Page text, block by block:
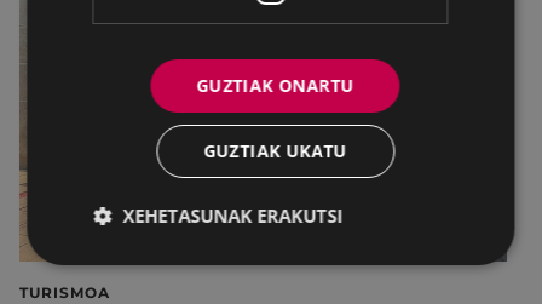
TURISMOA
GUZTIAK ONARTU
GUZTIAK UKATU
XEHETASUNAK ERAKUTSI